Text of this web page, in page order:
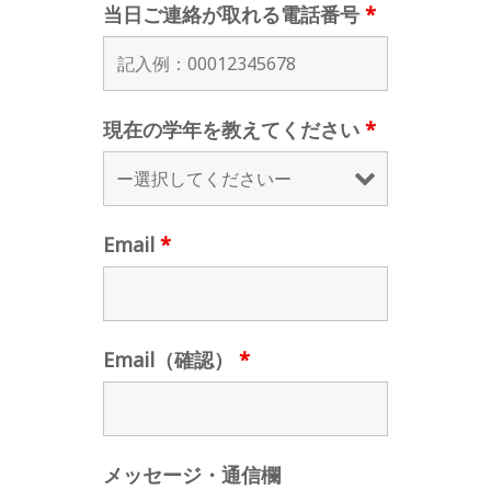
当日ご連絡が取れる電話番号 *
現在の学年を教えてください *
Email *
Email（確認） *
メッセージ・通信欄